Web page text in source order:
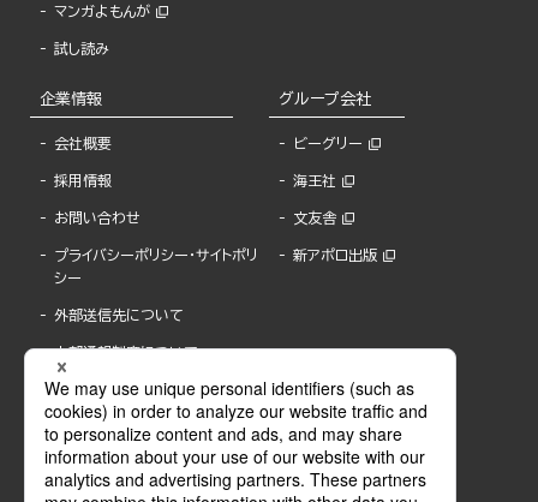
マンガよもんが
試し読み
企業情報
会社概要
採用情報
お問い合わせ
プライバシーポリシー・サイトポリ
シー
外部送信先について
内部通報制度について
グループ会社
ビーグリー
海王社
文友舎
新アポロ出版